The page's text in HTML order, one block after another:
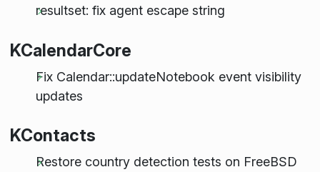
resultset: fix agent escape string
KCalendarCore
Fix Calendar::updateNotebook event visibility
updates
KContacts
Restore country detection tests on FreeBSD